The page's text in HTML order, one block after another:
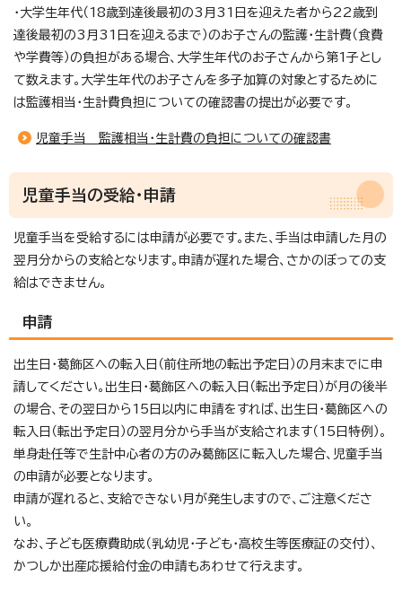
・大学生年代（18歳到達後最初の3月31日を迎えた者から22歳到
達後最初の3月31日を迎えるまで）のお子さんの監護・生計費（食費
や学費等）の負担がある場合、大学生年代のお子さんから第1子とし
て数えます。大学生年代のお子さんを多子加算の対象とするために
は監護相当・生計費負担についての確認書の提出が必要です。
児童手当 監護相当・生計費の負担についての確認書
児童手当の受給・申請
児童手当を受給するには申請が必要です。また、手当は申請した月の
翌月分からの支給となります。申請が遅れた場合、さかのぼっての支
給はできません。
申請
出生日・葛飾区への転入日（前住所地の転出予定日）の月末までに申
請してください。出生日・葛飾区への転入日（転出予定日）が月の後半
の場合、その翌日から15日以内に申請をすれば、出生日・葛飾区への
転入日（転出予定日）の翌月分から手当が支給されます（15日特例）。
単身赴任等で生計中心者の方のみ葛飾区に転入した場合、児童手当
の申請が必要となります。
申請が遅れると、支給できない月が発生しますので、ご注意くださ
い。
なお、子ども医療費助成（乳幼児・子ども・高校生等医療証の交付）、
かつしか出産応援給付金の申請もあわせて行えます。